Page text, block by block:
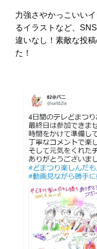
力強さやかっこいい
るイラストなど、
違いなし！素敵な投
た！